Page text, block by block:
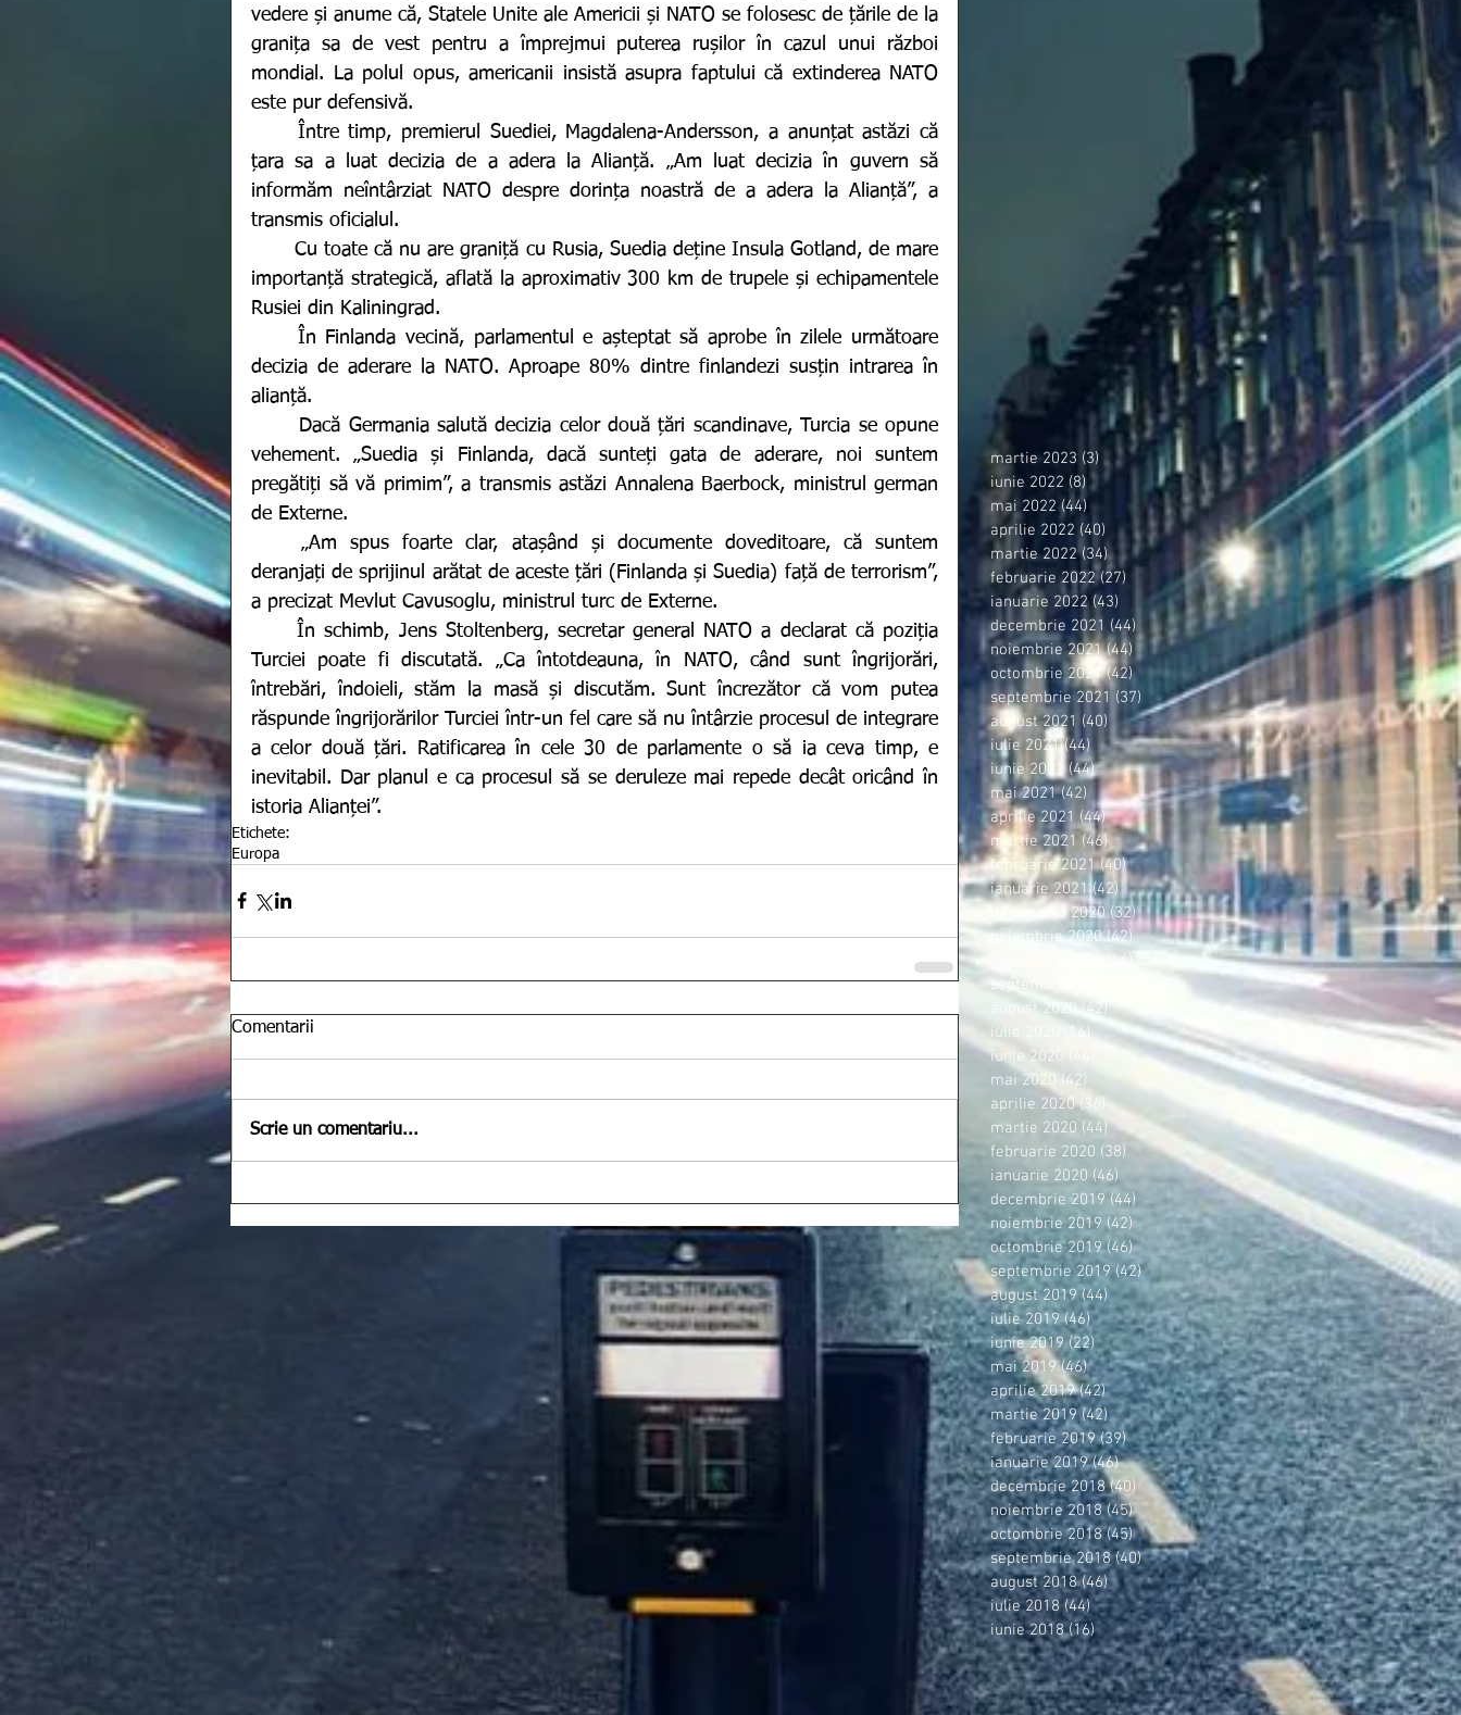
vedere și anume că, Statele Unite ale Americii și NATO se folosesc de țările de la
granița sa de vest pentru a împrejmui puterea rușilor în cazul unui război
mondial. La polul opus, americanii insistă asupra faptului că extinderea NATO
este pur defensivă.
țara sa a luat decizia de a adera la Alianță. „Am luat decizia în guvern să
informăm neîntârziat NATO despre dorința noastră de a adera la Alianță”, a
transmis oficialul.
	Cu toate că nu are graniță cu Rusia, Suedia deține Insula Gotland, de mare
importanță strategică, aflată la aproximativ 300 km de trupele și echipamentele
Rusiei din Kaliningrad.
decizia de aderare la NATO. Aproape 80% dintre finlandezi susțin intrarea în
alianță.
vehement. „Suedia și Finlanda, dacă sunteți gata de aderare, noi suntem
pregătiți să vă primim”, a transmis astăzi Annalena Baerbock, ministrul german
de Externe.
deranjați de sprijinul arătat de aceste țări (Finlanda și Suedia) față de terrorism”,
a precizat Mevlut Cavusoglu, ministrul turc de Externe.
Turciei poate fi discutată. „Ca întotdeauna, în NATO, când sunt îngrijorări,
întrebări, îndoieli, stăm la masă și discutăm. Sunt încrezător că vom putea
răspunde îngrijorărilor Turciei într-un fel care să nu întârzie procesul de integrare
a celor două țări. Ratificarea în cele 30 de parlamente o să ia ceva timp, e
inevitabil. Dar planul e ca procesul să se deruleze mai repede decât oricând în
istoria Alianței”.
Etichete:
Europa
Comentarii
Scrie un comentariu...
martie 2023 (3) 3 postări
iunie 2022 (8) 8 postări
mai 2022 (44) 44 postări
aprilie 2022 (40) 40 postări
martie 2022 (34)34 postări
februarie 2022 (27) 27 postări
ianuarie 2022 (43) 43 postări
decembrie 2021 (44) 44 postări
noiembrie 2021 (44) 44 postări
octombrie 2021 (42)42 postări
septembrie 2021 (37) 37 postări
august 2021 (40) 40 postări
iulie 2021 (44) 44 postări
iunie 2021 (44)44 postări
mai 2021 (42) 42 postări
aprilie 2021 (44)44 postări
martie 2021 (46)46 postări
februarie 2021 (40)40 postări
ianuarie 2021 (42) 42 postări
decembrie 2020 (32)32 postări
noiembrie 2020 (42)42 postări
(44) 44 postări
septembrie 2020
44 postări
august 2020 (42)42 postări
iulie 2020
(16)16 postări
iunie 2020
44 postări
mai 2020 (42)
aprilie 2020 (36) 36 postări
martie 2020 (44)44 postări
februarie 2020 (38) 38 postări
ianuarie 2020 (46) 46 postări
decembrie 2019 (44) 44 postări
noiembrie 2019 (42)42 postări
octombrie 2019 (46)46 postări
septembrie 2019 (42)42 postări
august 2019 (44) 44 postări
iulie 2019 (46)46 postări
iunie 2019 (22)22 postări
mai 2019 (46)46 postări
aprilie 2019 (42)42 postări
martie 2019 (42)42 postări
februarie 2019 (39)39 postări
ianuarie 2019 (46)46 postări
decembrie 2018 (40) 40 postări
noiembrie 2018 (45)45 postări
octombrie 2018 (45)45 postări
septembrie 2018 (40)40 postări
august 2018 (46)46 postări
iulie 2018 (44)44 postări
iunie 2018 (16)16 postări